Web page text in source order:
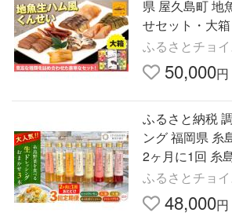
県 屋久島町 地
せセット・大箱
ふるさとチョ
50,000円
ふるさと納税
ング 福岡県 糸島市 全3回
2ヶ月に1回 糸
レッシング お
島市 ／ 糸島正
ふるさとチョ
48,000円